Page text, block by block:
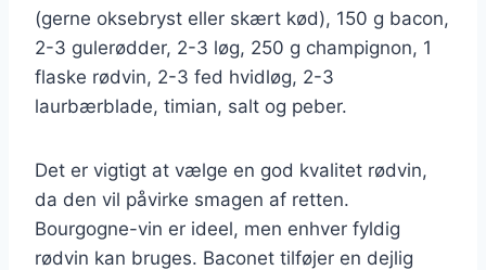
(gerne oksebryst eller skært kød), 150 g bacon,
2-3 gulerødder, 2-3 løg, 250 g champignon, 1
flaske rødvin, 2-3 fed hvidløg, 2-3
laurbærblade, timian, salt og peber.
Det er vigtigt at vælge en god kvalitet rødvin,
da den vil påvirke smagen af retten.
Bourgogne-vin er ideel, men enhver fyldig
rødvin kan bruges. Baconet tilføjer en dejlig